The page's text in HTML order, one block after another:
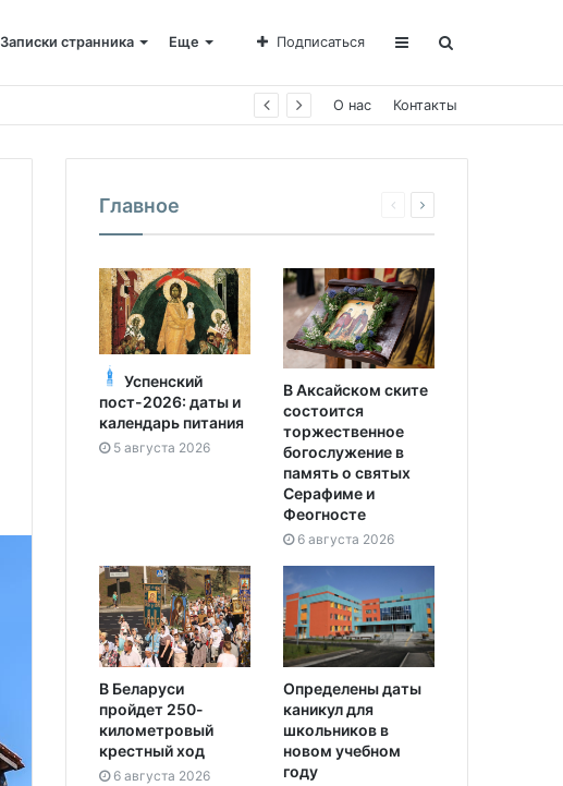
Записки странника Еще Подписаться
О нас Контакты
Главное
Успенский
пост-2026: даты и
календарь питания
5 августа 2026
В Аксайском ските
состоится
торжественное
богослужение в
память о святых
Серафиме и
Феогносте
6 августа 2026
В Беларуси
пройдет 250-
километровый
крестный ход
6 августа 2026
Определены даты
каникул для
школьников в
новом учебном
году